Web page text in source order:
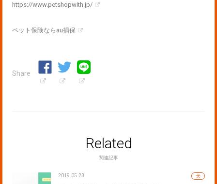
https://www.petshopwith.jp/
ペット保険ならau損保
Share
Related
関連記事
2019.05.23 犬